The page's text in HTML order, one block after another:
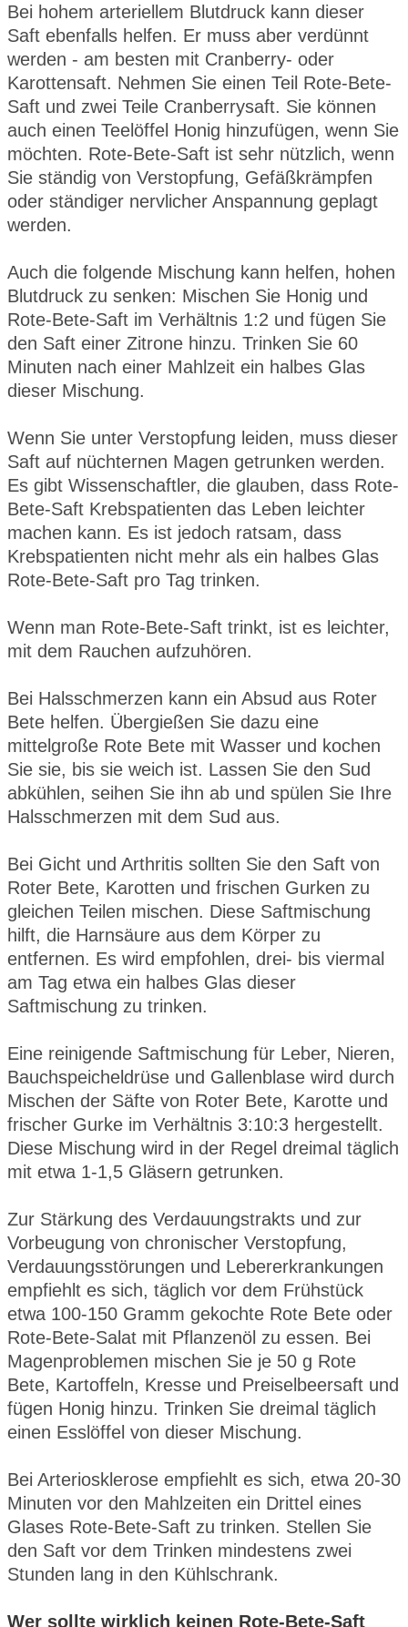
Bei hohem arteriellem Blutdruck kann dieser
Saft ebenfalls helfen. Er muss aber verdünnt
werden - am besten mit Cranberry- oder
Karottensaft. Nehmen Sie einen Teil Rote-Bete-
Saft und zwei Teile Cranberrysaft. Sie können
auch einen Teelöffel Honig hinzufügen, wenn Sie
möchten. Rote-Bete-Saft ist sehr nützlich, wenn
Sie ständig von Verstopfung, Gefäßkrämpfen
oder ständiger nervlicher Anspannung geplagt
werden.
Auch die folgende Mischung kann helfen, hohen
Blutdruck zu senken: Mischen Sie Honig und
Rote-Bete-Saft im Verhältnis 1:2 und fügen Sie
den Saft einer Zitrone hinzu. Trinken Sie 60
Minuten nach einer Mahlzeit ein halbes Glas
dieser Mischung.
Wenn Sie unter Verstopfung leiden, muss dieser
Saft auf nüchternen Magen getrunken werden.
Es gibt Wissenschaftler, die glauben, dass Rote-
Bete-Saft Krebspatienten das Leben leichter
machen kann. Es ist jedoch ratsam, dass
Krebspatienten nicht mehr als ein halbes Glas
Rote-Bete-Saft pro Tag trinken.
Wenn man Rote-Bete-Saft trinkt, ist es leichter,
mit dem Rauchen aufzuhören.
Bei Halsschmerzen kann ein Absud aus Roter
Bete helfen. Übergießen Sie dazu eine
mittelgroße Rote Bete mit Wasser und kochen
Sie sie, bis sie weich ist. Lassen Sie den Sud
abkühlen, seihen Sie ihn ab und spülen Sie Ihre
Halsschmerzen mit dem Sud aus.
Bei Gicht und Arthritis sollten Sie den Saft von
Roter Bete, Karotten und frischen Gurken zu
gleichen Teilen mischen. Diese Saftmischung
hilft, die Harnsäure aus dem Körper zu
entfernen. Es wird empfohlen, drei- bis viermal
am Tag etwa ein halbes Glas dieser
Saftmischung zu trinken.
Eine reinigende Saftmischung für Leber, Nieren,
Bauchspeicheldrüse und Gallenblase wird durch
Mischen der Säfte von Roter Bete, Karotte und
frischer Gurke im Verhältnis 3:10:3 hergestellt.
Diese Mischung wird in der Regel dreimal täglich
mit etwa 1-1,5 Gläsern getrunken.
Zur Stärkung des Verdauungstrakts und zur
Vorbeugung von chronischer Verstopfung,
Verdauungsstörungen und Lebererkrankungen
empfiehlt es sich, täglich vor dem Frühstück
etwa 100-150 Gramm gekochte Rote Bete oder
Rote-Bete-Salat mit Pflanzenöl zu essen. Bei
Magenproblemen mischen Sie je 50 g Rote
Bete, Kartoffeln, Kresse und Preiselbeersaft und
fügen Honig hinzu. Trinken Sie dreimal täglich
einen Esslöffel von dieser Mischung.
Bei Arteriosklerose empfiehlt es sich, etwa 20-30
Minuten vor den Mahlzeiten ein Drittel eines
Glases Rote-Bete-Saft zu trinken. Stellen Sie
den Saft vor dem Trinken mindestens zwei
Stunden lang in den Kühlschrank.
Wer sollte wirklich keinen Rote-Bete-Saft